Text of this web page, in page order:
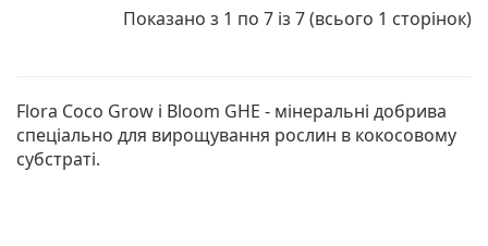
Показано з 1 по 7 із 7 (всього 1 сторінок)
Flora Coco Grow і Bloom GHE - мінеральні добрива
спеціально для вирощування рослин в кокосовому
субстраті.